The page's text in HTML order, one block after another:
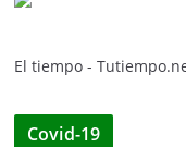
El tiempo -
Covid-19